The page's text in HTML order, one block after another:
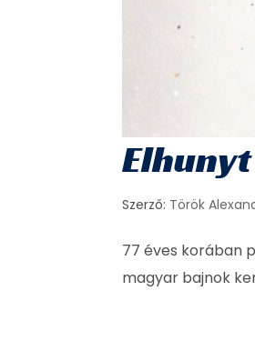
Szerző: Török
77 éves korában
magyar bajnok